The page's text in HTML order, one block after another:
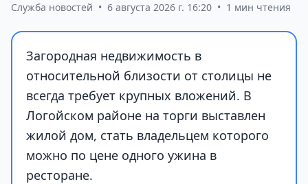
Служба новостей • 6 августа 2026 г. 16:20 • 1 мин чтения
Загородная недвижимость в
относительной близости от столицы не
всегда требует крупных вложений. В
Логойском районе на торги выставлен
жилой дом, стать владельцем которого
можно по цене одного ужина в
ресторане.